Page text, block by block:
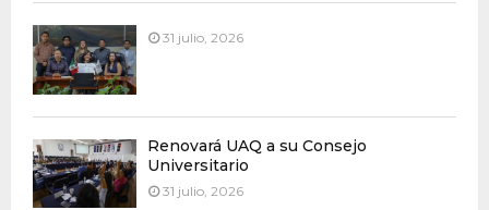
31 julio, 2026
Renovará UAQ a su Consejo
Universitario
31 julio, 2026